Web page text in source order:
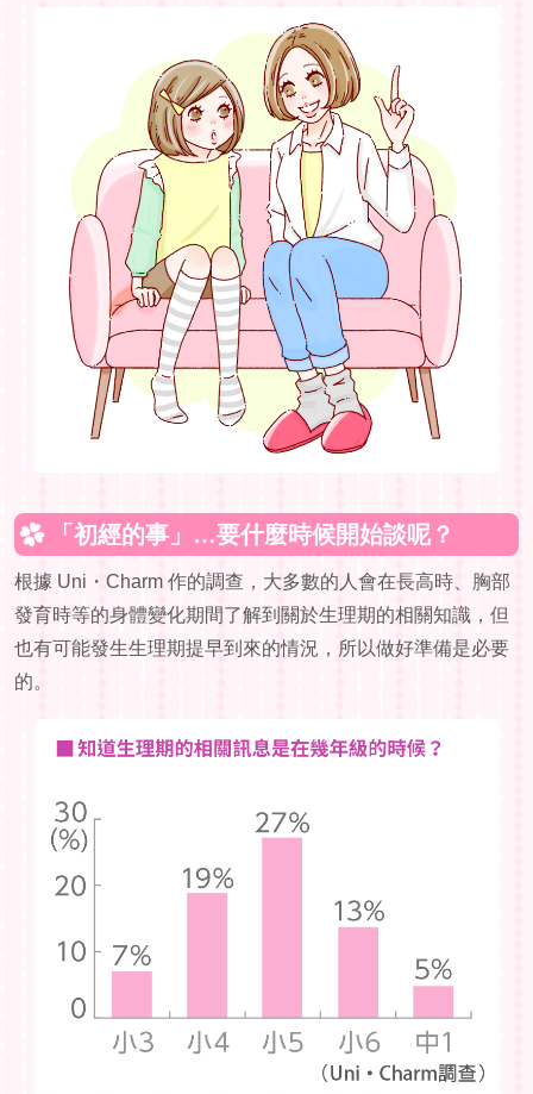
「初經的事」…要什麼時候開始談呢？
根據 Uni・Charm 作的調查，大多數的人會在長高時、胸部
發育時等的身體變化期間了解到關於生理期的相關知識，但
也有可能發生生理期提早到來的情況，所以做好準備是必要
的。